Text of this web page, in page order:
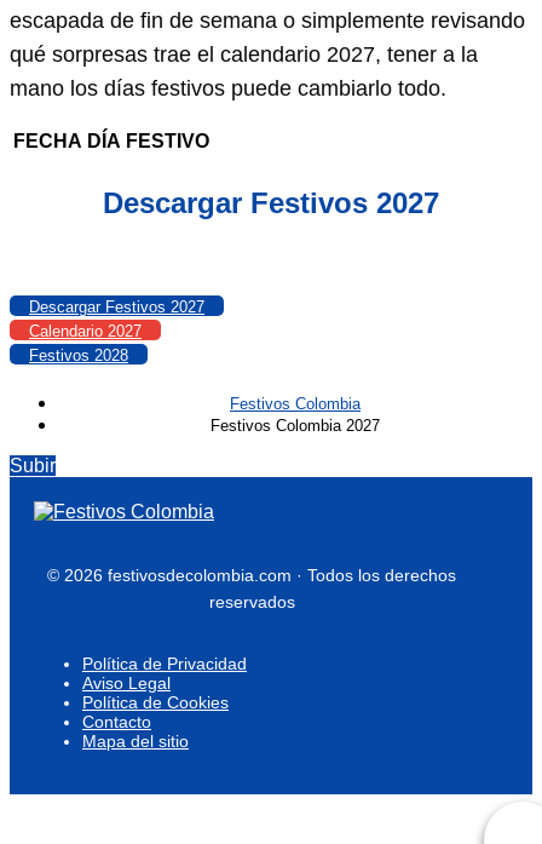
escapada de fin de semana o simplemente revisando
qué sorpresas trae el calendario 2027, tener a la
mano los días festivos puede cambiarlo todo.
FECHA DÍA FESTIVO
Descargar Festivos 2027
Descargar Festivos 2027
Calendario 2027
Festivos 2028
Festivos Colombia
Festivos Colombia 2027
Subir
© 2026 festivosdecolombia.com · Todos los derechos
reservados
Política de Privacidad
Aviso Legal
Política de Cookies
Contacto
Mapa del sitio